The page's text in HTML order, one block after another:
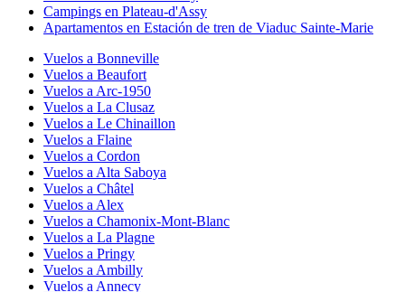
Campings en Plateau-d'Assy
Apartamentos en Estación de tren de Viaduc Sainte-Marie
Vuelos a Bonneville
Vuelos a Beaufort
Vuelos a Arc-1950
Vuelos a La Clusaz
Vuelos a Le Chinaillon
Vuelos a Flaine
Vuelos a Cordon
Vuelos a Alta Saboya
Vuelos a Châtel
Vuelos a Alex
Vuelos a Chamonix-Mont-Blanc
Vuelos a La Plagne
Vuelos a Pringy
Vuelos a Ambilly
Vuelos a Annecy